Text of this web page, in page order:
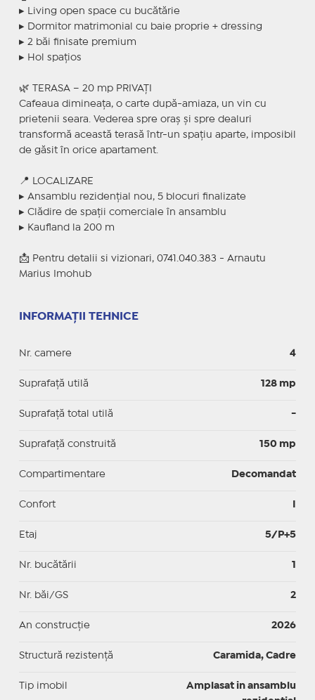
▸ Living open space cu bucătărie
▸ Dormitor matrimonial cu baie proprie + dressing
▸ 2 băi finisate premium
▸ Hol spațios
🌿 TERASA – 20 mp PRIVAȚI
Cafeaua dimineața, o carte după-amiaza, un vin cu
prietenii seara. Vederea spre oraș și spre dealuri
transformă această terasă într-un spațiu aparte, imposibil
de găsit în orice apartament.
📍 LOCALIZARE
▸ Ansamblu rezidențial nou, 5 blocuri finalizate
▸ Clădire de spații comerciale în ansamblu
▸ Kaufland la 200 m
📩 Pentru detalii si vizionari, 0741.040.383 - Arnautu
Marius Imohub
INFORMAȚII TEHNICE
Nr. camere 4
Suprafaţă utilă 128 mp
Suprafaţă total utilă -
Suprafaţă construită 150 mp
Compartimentare Decomandat
Confort
Etaj 5/P+5
Nr. bucătării 1
Nr. băi/GS 2
An construcție 2026
Structură rezistență Caramida, Cadre
Tip imobil
Amplasat in ansamblu